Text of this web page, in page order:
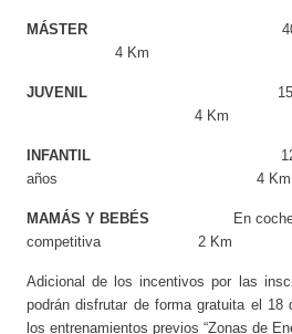
MÁSTER 4
4 Km
JUVENIL 1
4 Km
INFANTIL
años
4 Km
MAMÁS Y BEBÉS
En
competitiva
2 Km
Adicional de los incentivos por las
podrán disfrutar de forma gratuita el
los entrenamientos previos “Zonas de